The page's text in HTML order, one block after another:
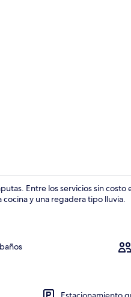
Entre los servicios sin
y una regadera tipo lluvia.